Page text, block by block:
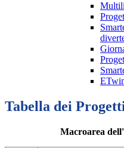
Tabella dei
Macroarea